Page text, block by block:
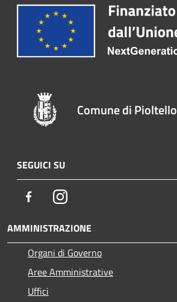
Comune di Pioltello
SEGUICI SU
FacebookInstagram
AMMINISTRAZIONE
Organi di Governo
Aree Amministrative
Uffici